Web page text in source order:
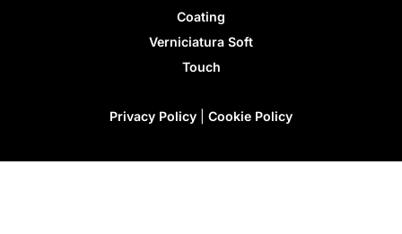
Coating
Verniciatura Soft
Touch
Privacy Policy Cookie Policy